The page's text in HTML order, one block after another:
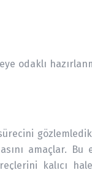
odaklı
amaçlar. Bu
kalıcı